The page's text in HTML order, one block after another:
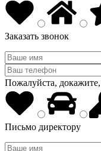
Заказать звонок
Пожалуйста,
Письмо директору